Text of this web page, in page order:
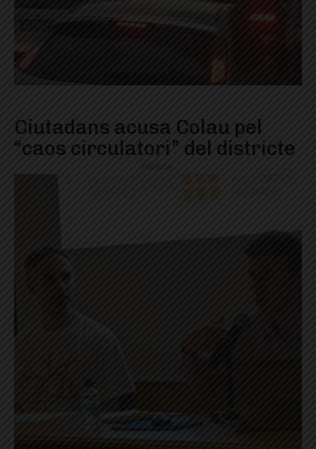
Ciutadans acusa Colau pel
“caos circulatori” del districte
Publicitat